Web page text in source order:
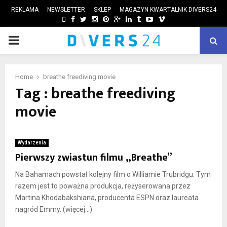
REKLAMA NEWSLETTER SKLEP MAGAZYN KWARTALNIK DIVERS24
FACEBOOK
TWITTER
INSTAGRAM
PINTEREST
GOOGLE
LINKEDIN
TUMBLRYOUTUBE
VIMEO
PRIMARY
Home breathe freediving movie
Tag : breathe freediving
movie
Wydarzenia
Pierwszy zwiastun filmu „Breathe”
Na Bahamach powstał kolejny film o Williamie Trubridgu. Tym
razem jest to poważna produkcja, reżyserowana przez
Martina Khodabakshiana, producenta ESPN oraz laureata
nagród Emmy. (więcej…)